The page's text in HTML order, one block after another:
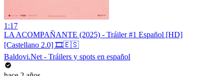
1:17
LA ACOMPAÑANTE (2025) - Tráiler #1 Español [HD]
[Castellano 2.0] 🎞️🇪🇸
Baldovi.Net - Tráilers y spots en español